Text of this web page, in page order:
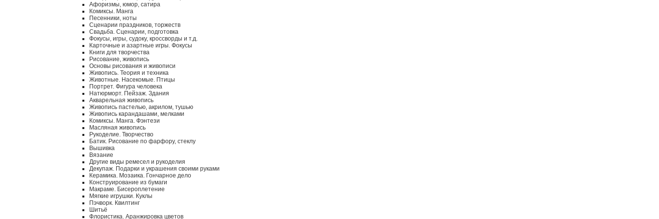
Афоризмы, юмор, сатира
Комиксы. Манга
Песенники, ноты
Сценарии праздников, торжеств
Свадьба. Сценарии, подготовка
Фокусы, игры, судоку, кроссворды и т.д.
Карточные и азартные игры. Фокусы
Книги для творчества
Рисование, живопись
Основы рисования и живописи
Живопись. Теория и техника
Животные. Насекомые. Птицы
Портрет. Фигура человека
Натюрморт. Пейзаж. Здания
Акварельная живопись
Живопись пастелью, акрилом, тушью
Живопись карандашами, мелками
Комиксы. Манга. Фэнтези
Масляная живопись
Рукоделие. Творчество
Батик. Рисование по фарфору, стеклу
Вышивка
Вязание
Другие виды ремесел и рукоделия
Декупаж. Подарки и украшения своими руками
Керамика. Мозаика. Гончарное дело
Конструирование из бумаги
Макраме. Бисероплетение
Мягкие игрушки. Куклы
Пэчворк. Квилтинг
Шитьё
Флористика. Аранжировка цветов